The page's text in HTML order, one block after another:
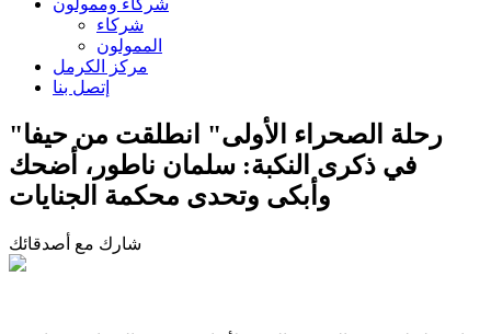
شركاء وممولون
شركاء
الممولون
مركز الكرمل
إتصل بنا
"رحلة الصحراء الأولى" انطلقت من حيفا
في ذكرى النكبة: سلمان ناطور، أضحك
وأبكى وتحدى محكمة الجنايات
شارك مع أصدقائك